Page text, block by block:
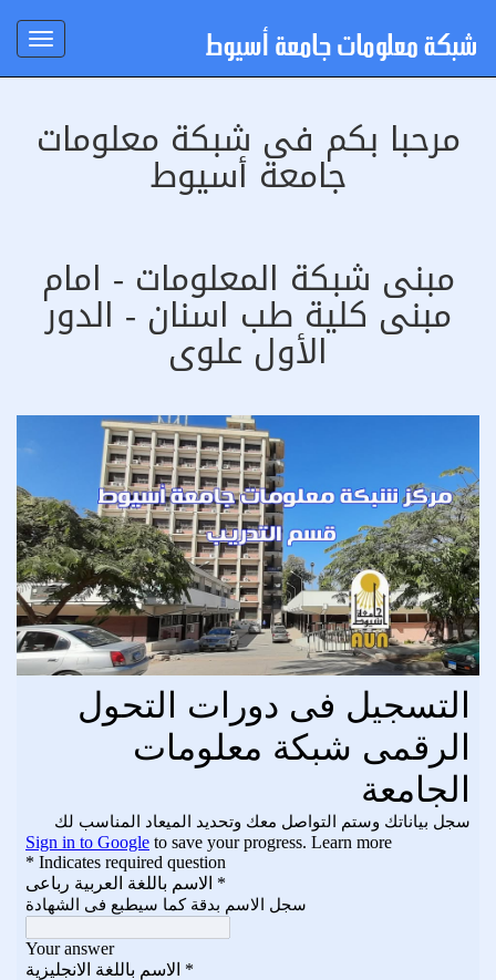
Toggle
مرحبا بكم فى شبكة معلومات
جامعة أسيوط
مبنى شبكة المعلومات - امام
مبنى كلية طب اسنان - الدور
الأول علوى